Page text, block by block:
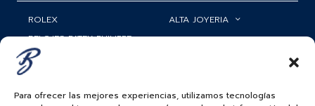
Para ofrecer las mejores experiencias, utilizamos tecnologías
ROLEX
RELOJES PATEK PHILIPPE
RELOJERÍA
ALTA JOYERIA
ACCESORIOS
SERVICIOS